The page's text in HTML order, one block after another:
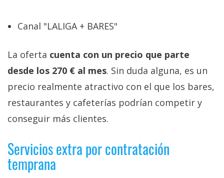
Canal "LALIGA + BARES"
La oferta cuenta con un precio que parte
desde los 270 € al mes. Sin duda alguna, es un
precio realmente atractivo con el que los bares,
restaurantes y cafeterías podrían competir y
conseguir más clientes.
Servicios extra por contratación
temprana